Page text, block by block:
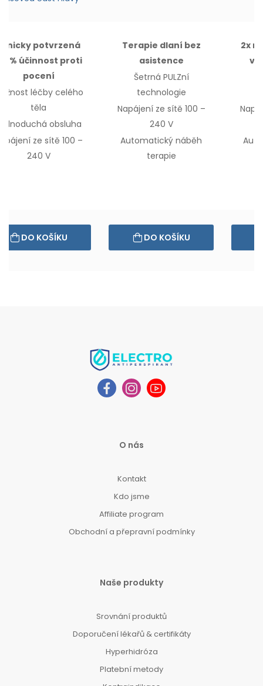
potvrzená
účinnost proti
pocení
léčby celého
těla
obsluha
ze sítě 100 –
240 V
Terapie dlaní bez
asistence
Šetrná PULZní
technologie
Napájení ze sítě 100 –
240 V
Automatický náběh
terapie
2x
DO KOŠÍKU DO KOŠÍKU
O nás
Kontakt
Kdo jsme
Affiliate program
Obchodní a přepravní podmínky
Naše produkty
Srovnání produktů
Doporučení lékařů & certifikáty
Hyperhidróza
Platební metody